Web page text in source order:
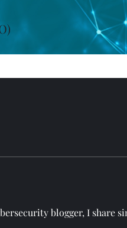
blogger, I share